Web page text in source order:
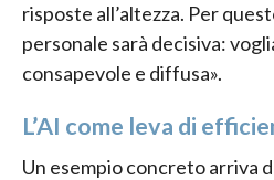
risposte all’altezza. Per
personale sarà decisiva:
consapevole e diffusa».
L’AI come leva di
Un esempio concreto arriva